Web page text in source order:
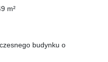
m²
budynku o